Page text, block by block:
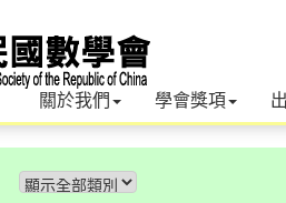
關於我們 學會獎項